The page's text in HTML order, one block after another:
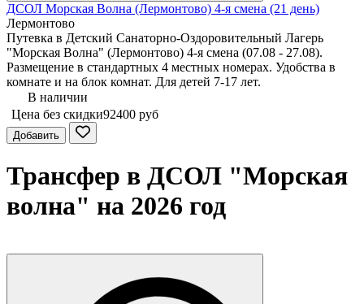
ДСОЛ Морская Волна (Лермонтово) 4-я смена (21 день)
Лермонтово
Путевка в Детский Санаторно-Оздоровительный Лагерь
"Морская Волна" (Лермонтово) 4-я смена (07.08 - 27.08).
Размещение в стандартных 4 местных номерах. Удобства в
комнате и на блок комнат. Для детей 7-17 лет.
В наличии
Цена без скидки92400 руб
Добавить
Трансфер в ДСОЛ "Морская
волна" на 2026 год